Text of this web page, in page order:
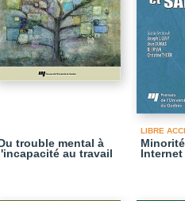
trouble mental à
au travail
LIBRE